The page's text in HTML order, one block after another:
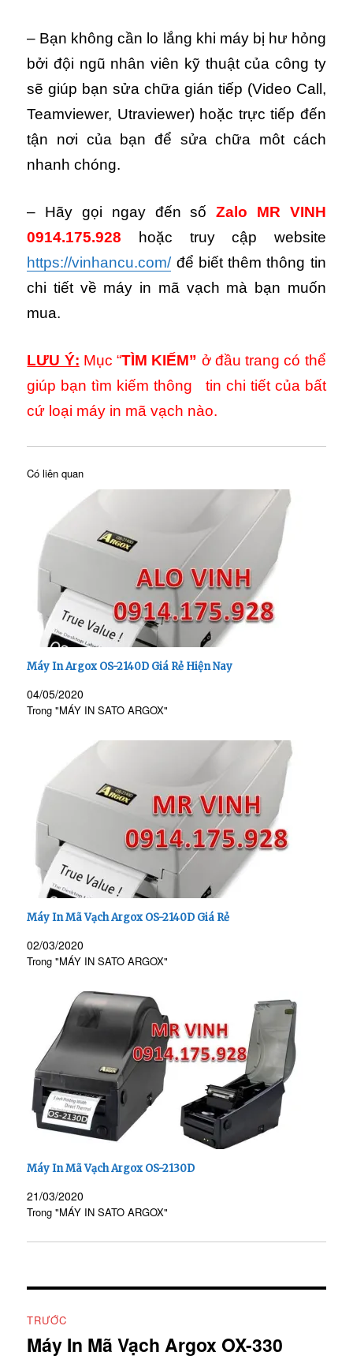
– Bạn không cần lo lắng khi máy bị hư hỏng
bởi đội ngũ nhân viên kỹ thuật của công ty
sẽ giúp bạn sửa chữa gián tiếp (Video Call,
Teamviewer, Utraviewer) hoặc trực tiếp đến
tận nơi của bạn để sửa chữa môt cách
nhanh chóng.
– Hãy gọi ngay đến sốZalo MR VINH
0914.175.928 hoặc truy cập website
https://vinhancu.com/để biết thêm thông tin
chi tiết về máy in mã vạch mà bạn muốn
mua.
LƯU Ý: Mục “TÌM KIẾM” ở đầu trang có thể
giúp bạn tìm kiếm thông tin chi tiết của bất
cứ loại máy in mã vạch nào.
Có liên quan
Máy In Argox OS-2140D Giá Rẻ Hiện Nay
04/05/2020
Trong "MÁY IN SATO ARGOX"
Máy In Mã Vạch Argox OS-2140D Giá Rẻ
02/03/2020
Trong "MÁY IN SATO ARGOX"
Máy In Mã Vạch Argox OS-2130D
21/03/2020
Trong "MÁY IN SATO ARGOX"
hướng
TRƯỚC
Bài
Máy In Mã Vạch Argox OX-330